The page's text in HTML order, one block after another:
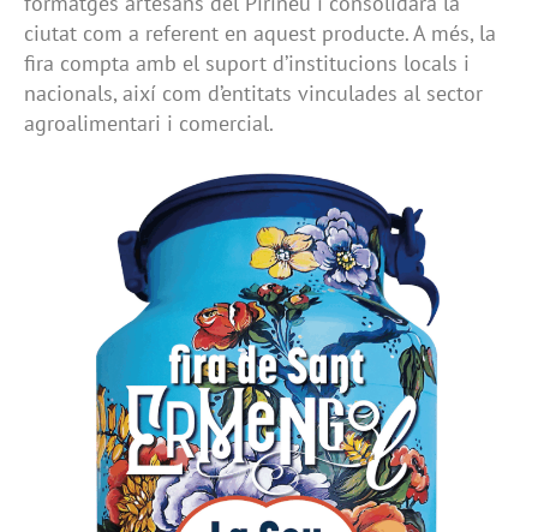
ciutat com a referent en aquest producte. A més, la
fira compta amb el suport d’institucions locals i
nacionals, així com d’entitats vinculades al sector
agroalimentari i comercial.